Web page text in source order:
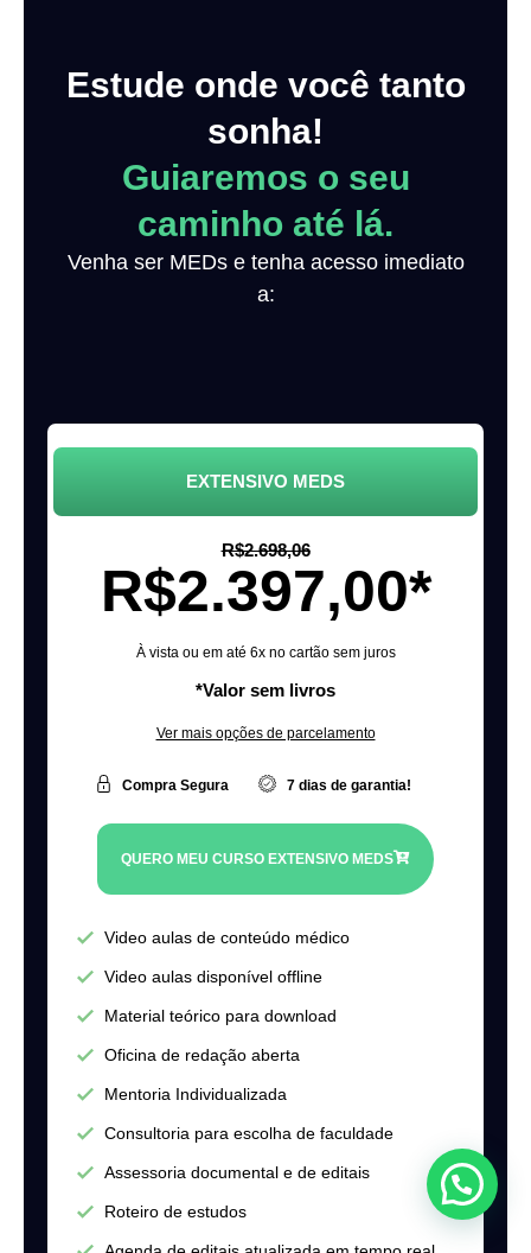
Estude onde você tanto
sonha!
Guiaremos o seu
caminho até lá.
Venha ser MEDs e tenha acesso imediato
a:
EXTENSIVO MEDS
R$2.698,06
R$2.397,00*
À vista ou em até 6x no cartão sem juros
*Valor sem livros
Ver mais opções de parcelamento
Compra Segura 7 dias de garantia!
QUERO MEU CURSO EXTENSIVO MEDS
Video aulas de conteúdo médico
Video aulas disponível offline
Material teórico para download
Oficina de redação aberta
Mentoria Individualizada
Consultoria para escolha de faculdade
Assessoria documental e de editais
Roteiro de estudos